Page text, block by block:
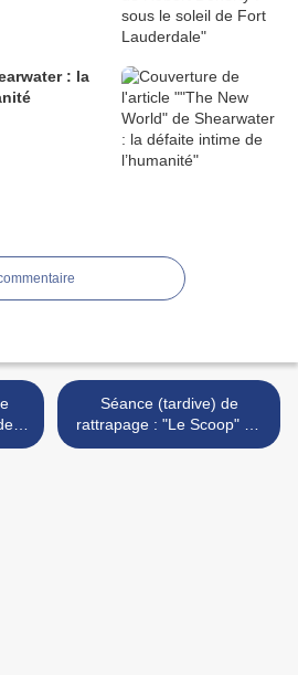
: la
Séance (tardive) de
rattrapage : "Le Scoop" de
Deok Noh >